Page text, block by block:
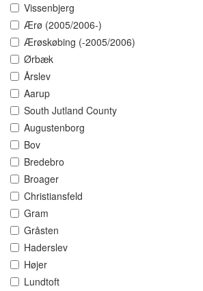
Vissenbjerg
Ærø (2005/2006-)
Ærøskøbing (-2005/2006)
Ørbæk
Årslev
Aarup
South Jutland County
Augustenborg
Bov
Bredebro
Broager
Christiansfeld
Gram
Gråsten
Haderslev
Højer
Lundtoft